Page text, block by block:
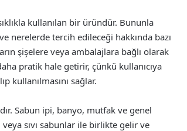
kullanılan bir üründür. Bununla
nerelerde tercih edileceği hakkında bazı
şişelere veya ambalajlara bağlı olarak
pratik hale getirir, çünkü kullanıcıya
kullanılmasını sağlar.
Sabun ipi, banyo, mutfak ve genel
sıvı sabunlar ile birlikte gelir ve